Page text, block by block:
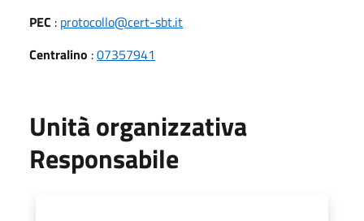
PEC : protocollo@cert-sbt.it
Centralino :07357941
Unità organizzativa
Responsabile